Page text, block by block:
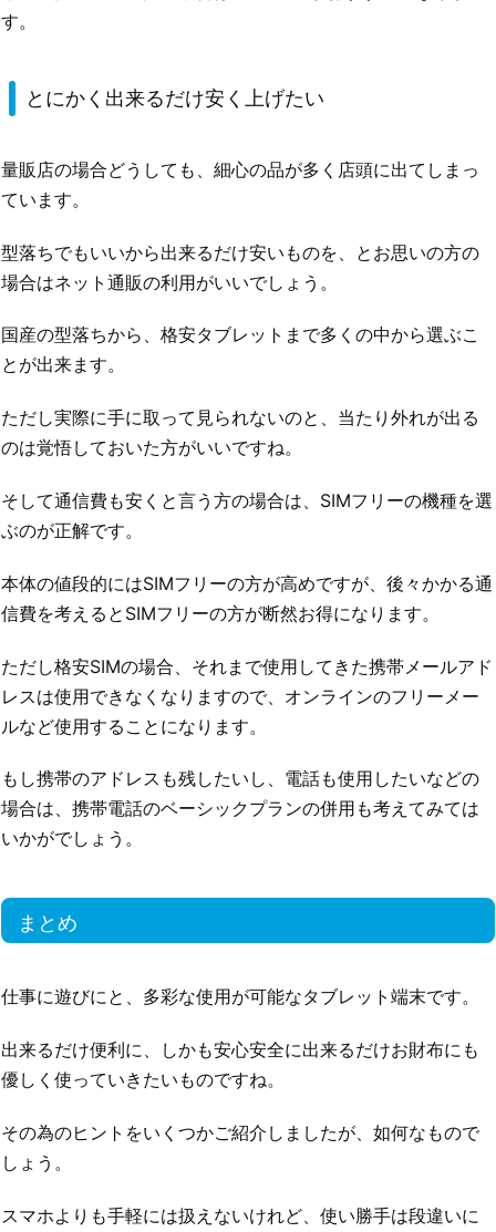
す。
とにかく出来るだけ安く上げたい
量販店の場合どうしても、細心の品が多く店頭に出てしまっ
ています。
型落ちでもいいから出来るだけ安いものを、とお思いの方の
場合はネット通販の利用がいいでしょう。
国産の型落ちから、格安タブレットまで多くの中から選ぶこ
とが出来ます。
ただし実際に手に取って見られないのと、当たり外れが出る
のは覚悟しておいた方がいいですね。
そして通信費も安くと言う方の場合は、SIMフリーの機種を選
ぶのが正解です。
本体の値段的にはSIMフリーの方が高めですが、後々かかる通
信費を考えるとSIMフリーの方が断然お得になります。
ただし格安SIMの場合、それまで使用してきた携帯メールアド
レスは使用できなくなりますので、オンラインのフリーメー
ルなど使用することになります。
もし携帯のアドレスも残したいし、電話も使用したいなどの
場合は、携帯電話のベーシックプランの併用も考えてみては
いかがでしょう。
まとめ
仕事に遊びにと、多彩な使用が可能なタブレット端末です。
出来るだけ便利に、しかも安心安全に出来るだけお財布にも
優しく使っていきたいものですね。
その為のヒントをいくつかご紹介しましたが、如何なもので
しょう。
スマホよりも手軽には扱えないけれど、使い勝手は段違いに